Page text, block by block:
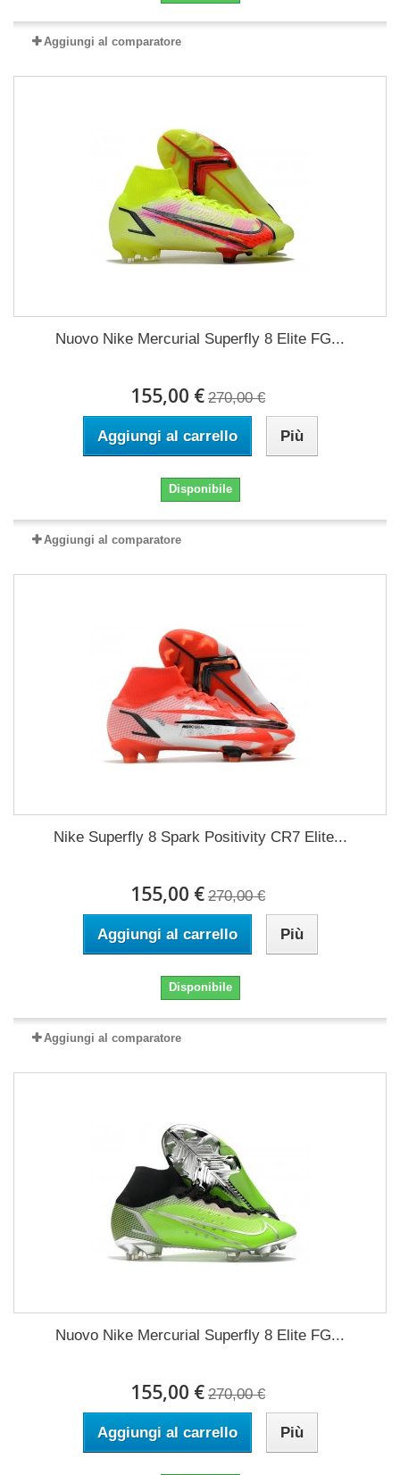
Aggiungi al comparatore
Nuovo Nike Mercurial Superfly 8 Elite FG...
155,00 € 270,00 €
Aggiungi al carrello Più
Disponibile
Aggiungi al comparatore
Nike Superfly 8 Spark Positivity CR7 Elite...
155,00 € 270,00 €
Aggiungi al carrello Più
Disponibile
Aggiungi al comparatore
Nuovo Nike Mercurial Superfly 8 Elite FG...
155,00 € 270,00 €
Aggiungi al carrello Più